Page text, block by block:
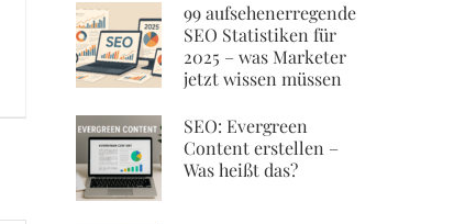
99 aufsehenerregende
SEO Statistiken für
2025 – was Marketer
jetzt wissen müssen
SEO: Evergreen
Content erstellen –
Was heißt das?